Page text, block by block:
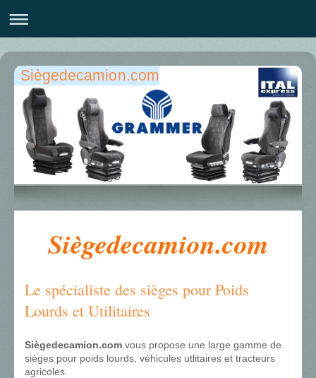
Siègedecamion.com
Siègedecamion.com
Le spécialiste des sièges pour Poids
Lourds et Utilitaires
Siègedecamion.com vous propose une large gamme de
sièges pour poids lourds, véhicules utlitaires et tracteurs
agricoles.